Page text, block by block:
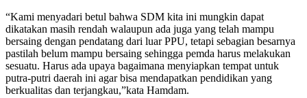
“Kami menyadari betul bahwa SDM kita ini mungkin dapat
dikatakan masih rendah walaupun ada juga yang telah mampu
bersaing dengan pendatang dari luar PPU, tetapi sebagian besarnya
pastilah belum mampu bersaing sehingga pemda harus melakukan
sesuatu. Harus ada upaya bagaimana menyiapkan tempat untuk
putra-putri daerah ini agar bisa mendapatkan pendidikan yang
berkualitas dan terjangkau,”kata Hamdam.